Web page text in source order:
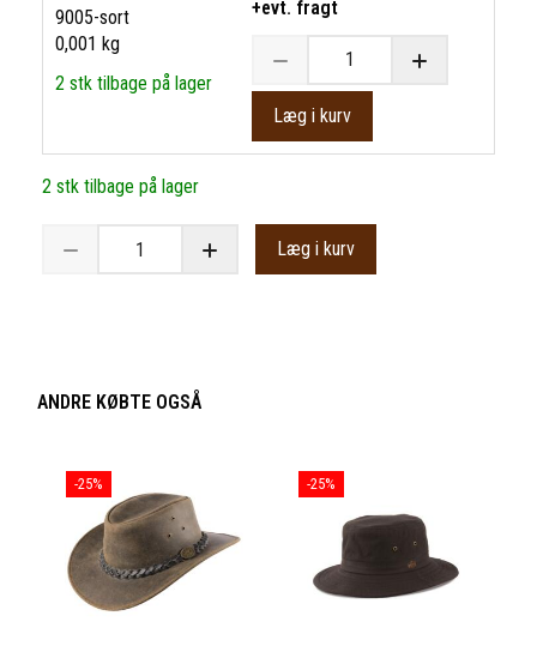
9005-sort
0,001 kg
2 stk tilbage på lager
+evt. fragt
Læg i kurv
2 stk tilbage på lager
Læg i kurv
ANDRE KØBTE OGSÅ
-25% -25%